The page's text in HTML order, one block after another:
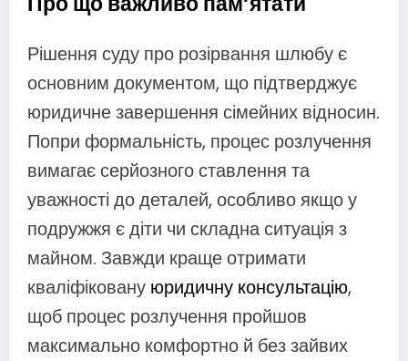
Рішення суду про розірвання шлюбу є
основним документом, що підтверджує
юридичне завершення сімейних відносин.
Попри формальність, процес розлучення
вимагає серйозного ставлення та
уважності до деталей, особливо якщо у
подружжя є діти чи складна ситуація з
майном. Завжди краще отримати
кваліфіковану юридичну консультацію,
щоб процес розлучення пройшов
максимально комфортно й без зайвих